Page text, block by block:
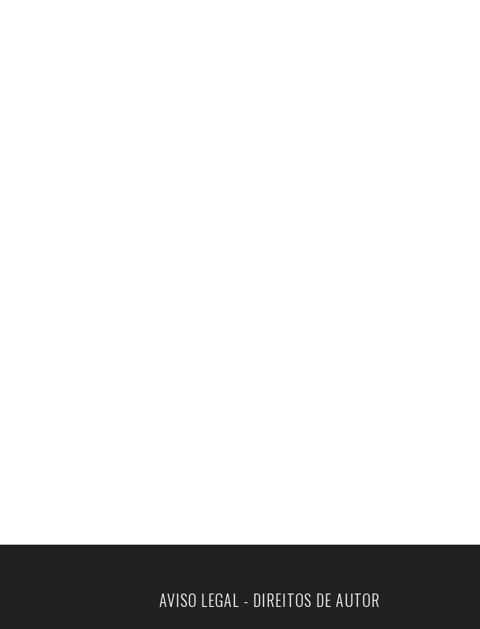
AVISO LEGAL - DIREITOS DE AUTOR